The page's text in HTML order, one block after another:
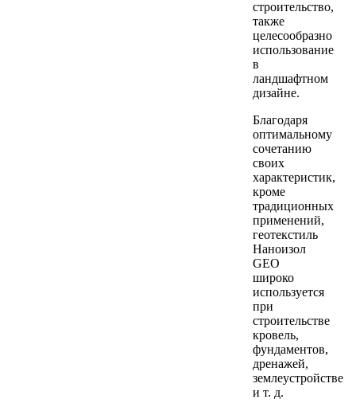
строительство,
также
целесообразно
использование
в
ландшафтном
дизайне.
Благодаря
оптимальному
сочетанию
своих
характеристик,
кроме
традиционных
применений,
геотекстиль
Наноизол
GEO
широко
используется
при
строительстве
кровель,
фундаментов,
дренажей,
землеустройстве
и т. д.